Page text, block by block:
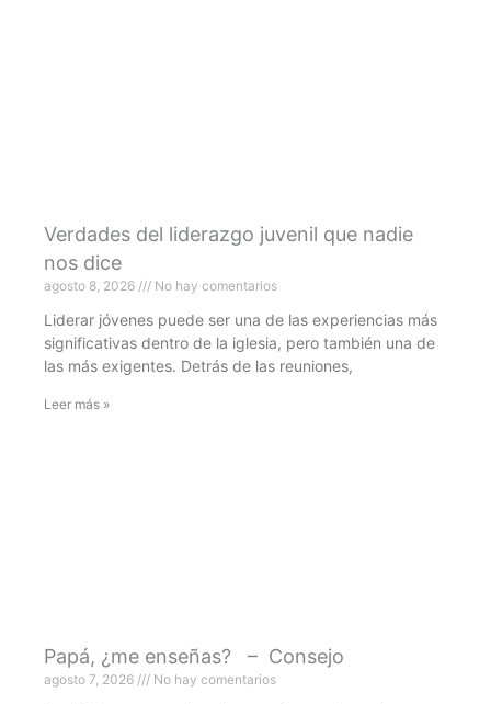
Verdades del liderazgo juvenil que nadie
nos dice
agosto 8, 2026 No hay comentarios
Liderar jóvenes puede ser una de las experiencias más
significativas dentro de la iglesia, pero también una de
las más exigentes. Detrás de las reuniones,
Leer más »
Papá, ¿me enseñas? – Consejo
agosto 7, 2026 No hay comentarios